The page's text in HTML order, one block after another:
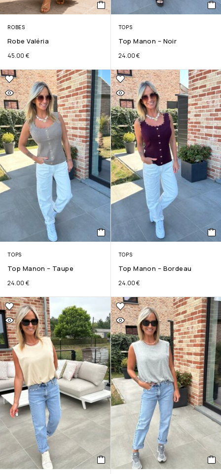
ROBES
Robe Valéria
45.00 €
TOPS
Top Manon – Noir
24.00€
TOPS
Top Manon – Taupe
24.00 €
TOPS
Top Manon – Bordeau
24.00€